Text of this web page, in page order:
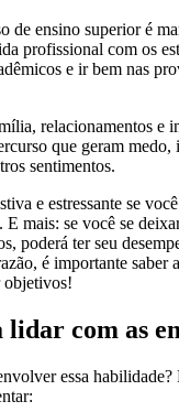
de ensino superior é
profissional com os
e ir bem nas
relacionamentos e
que geram medo,
sentimentos.
e estressante se
mais: se você se
poderá ter seu
é importante saber
objetivos!
com as
essa habilidade?